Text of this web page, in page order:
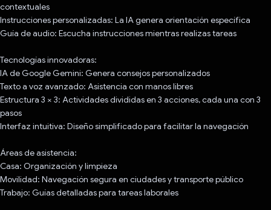
contextuales
Instrucciones personalizadas: La IA genera orientación específica
Guía de audio: Escucha instrucciones mientras realizas tareas
Tecnologías innovadoras:
IA de Google Gemini: Genera consejos personalizados
Texto a voz avanzado: Asistencia con manos libres
Estructura 3 × 3: Actividades divididas en 3 acciones, cada una con 3
pasos
Interfaz intuitiva: Diseño simplificado para facilitar la navegación
Áreas de asistencia:
Casa: Organización y limpieza
Movilidad: Navegación segura en ciudades y transporte público
Trabajo: Guías detalladas para tareas laborales